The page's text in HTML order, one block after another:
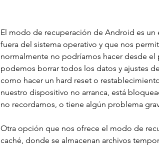
El modo de recuperación de Android es
fuera del sistema operativo y que nos
normalmente no podríamos hacer desde
podemos borrar todos los datos y ajustes
como hacer un hard reset o
nuestro dispositivo no arranca, está
no recordamos, o tiene algún problema
Otra opción que nos ofrece el modo de
caché, donde se almacenan archivos